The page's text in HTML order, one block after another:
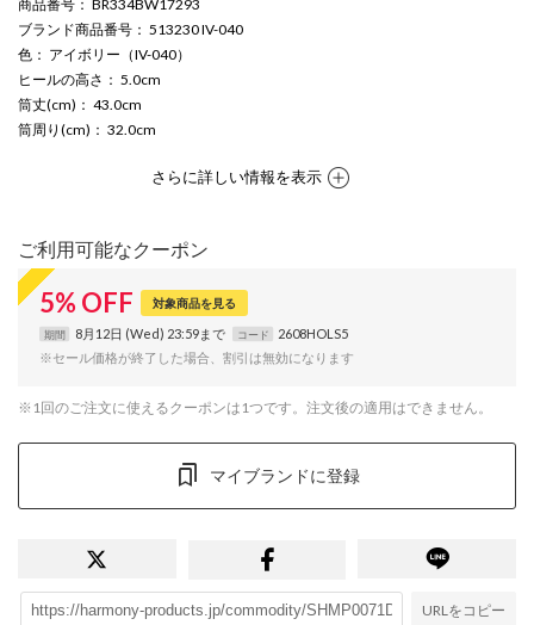
商品番号 ： BR334BW17293
ブランド商品番号 ： 513230 IV-040
色 ： アイボリー（IV-040）
ヒールの高さ ： 5.0cm
筒丈(cm) ： 43.0cm
筒周り(cm) ： 32.0cm
さらに詳しい情報を表示
ご利用可能なクーポン
5% OFF 対象商品を見る
期間 8月12日 (Wed) 23:59まで コード
2608HOLS5
※セール価格が終了した場合、割引は無効になります
※1回のご注文に使えるクーポンは1つです。注文後の適用はできません。
マイブランドに登録
URLをコピー